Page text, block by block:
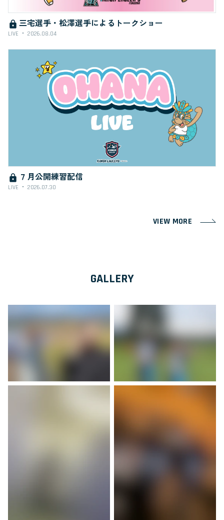
三宅選手・松澤選手によるトークショー
LIVE 2026.08.04
７月公開練習配信
LIVE 2026.07.30
VIEW MORE
GALLERY